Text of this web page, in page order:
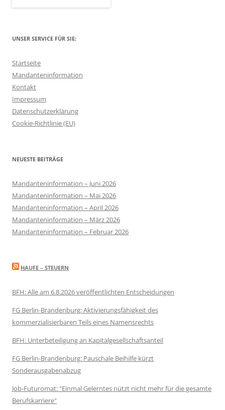
UNSER SERVICE FÜR SIE:
Startseite
Mandanteninformation
Kontakt
Impressum
Datenschutzerklärung
Cookie-Richtlinie (EU)
NEUESTE BEITRÄGE
Mandanteninformation – Juni 2026
Mandanteninformation – Mai 2026
Mandanteninformation – April 2026
Mandanteninformation – März 2026
Mandanteninformation – Februar 2026
HAUFE – STEUERN
BFH: Alle am 6.8.2026 veröffentlichten Entscheidungen
FG Berlin-Brandenburg: Aktivierungsfähigkeit des
kommerzialisierbaren Teils eines Namensrechts
BFH: Unterbeteiligung an Kapitalgesellschaftsanteil
FG Berlin-Brandenburg: Pauschale Beihilfe kürzt
Sonderausgabenabzug
Job-Futuromat: "Einmal Gelerntes nützt nicht mehr für die gesamte
Berufskarriere"